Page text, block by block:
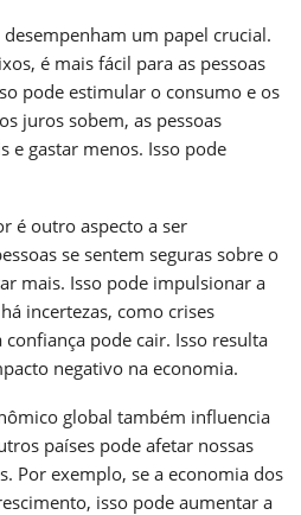
um papel crucial.
é mais fácil para as pessoas
pode estimular o consumo e os
juros sobem, as pessoas
e gastar menos. Isso pode
é outro aspecto a ser
se sentem seguras sobre o
mais. Isso pode impulsionar a
incertezas, como crises
pode cair. Isso resulta
negativo na economia.
global também influencia
países pode afetar nossas
Por exemplo, se a economia dos
isso pode aumentar a